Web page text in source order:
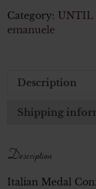
nemico
-
d'Italia
1918
Category: UNTIL
emanuele
Description
Shipping
Description
Italian Medal